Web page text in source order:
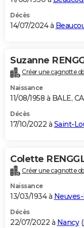
Décès
14/07/2024 à
Suzanne
Créer une cagnotte
Naissance
11/08/1958 à BALE,
Décès
17/10/2022 à Saint-
Colette
Créer une cagnotte
Naissance
13/03/1934 à
Décès
22/07/2022 à Nancy(